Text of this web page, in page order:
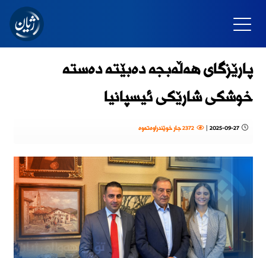
پارێزگای هەڵەبجە دەبێتە دەستە
خوشکی شارێکی ئیسپانیا
2025-09-27
| 2372 جار خوێندراوەتەوە